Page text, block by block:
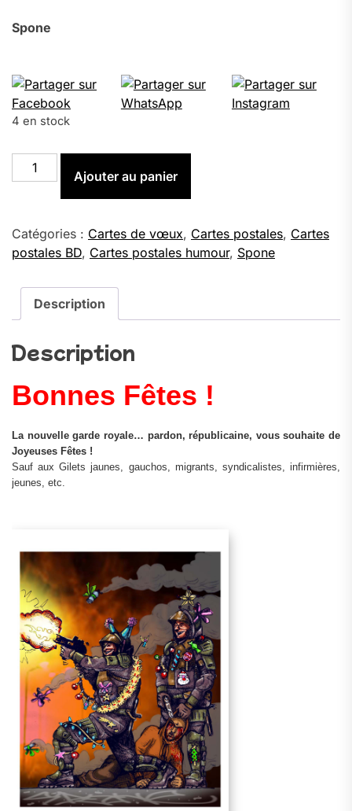
Spone
4 en stock
quantité
de
!
-
Carte
(format
A6)
Ajouter au panier
Catégories : Cartes de vœux, Cartes postales, Cartes
postales BD, Cartes postales humour, Spone
Description
Description
Bonnes Fêtes !
La nouvelle garde royale… pardon, républicaine, vous souhaite de
Joyeuses Fêtes !
Sauf aux Gilets jaunes, gauchos, migrants, syndicalistes, infirmières,
jeunes, etc.